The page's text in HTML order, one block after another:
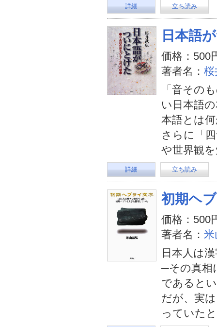
詳細 立ち読み
日本語
価格：500
著者名： 桜
「音その
い日本語
本語とは
さらに「
や世界観
詳細 立ち読み
初期ヘ
価格：500
著者名： 米
日本人は
─その真相
であると
だが、実
っていた